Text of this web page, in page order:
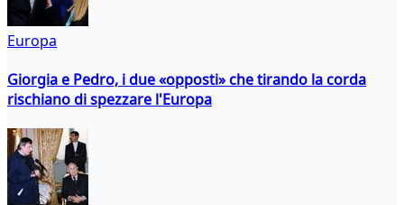
Europa
Giorgia e Pedro, i due «opposti» che tirando la corda
rischiano di spezzare l'Europa